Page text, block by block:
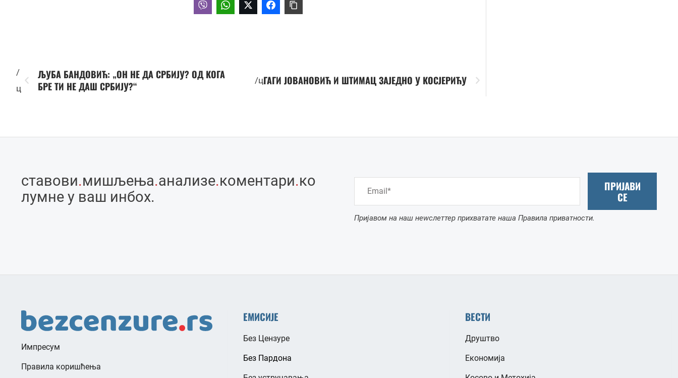
/
ц
ЉУБА БАНДОВИЋ: „ОН НЕ ДА СРБИЈУ? ОД КОГА
БРЕ ТИ НЕ ДАШ СРБИЈУ?“
/цГАГИ ЈОВАНОВИЋ И ШТИМАЦ ЗАЈЕДНО У КОСЈЕРИЋУ
ставови.мишљења.анализе.коментари.ко
лумне у ваш инбоx.
ПРИЈАВИ
СЕ
Пријавом на наш неwслеттер прихватате наша Правила приватности.
Импресум
Правила коришћења
ЕМИСИЈЕ
Без Цензуре
Без Пардона
ВЕСТИ
Друштво
Економија